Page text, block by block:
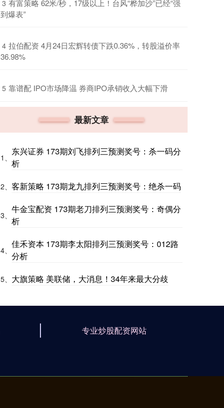
3 ​有富策略 62米/秒，17级以上！台风“桦加沙”已经“强
到爆表”
4 ​拉伯配资 4月24日宏辉转债下跌0.36%，转股溢价率
36.98%
5 ​靠谱配 IPO市场降温 券商IPO承销收入大幅下滑
最新文章
1、
东兴证券 173期刘飞排列三预测奖号：杀一码分
析
2、 客新策略 173期龙九排列三预测奖号：绝杀一码
3、
牛金宝配资 173期老刀排列三预测奖号：奇偶分
析
4、
佳禾资本 173期李太阳排列三预测奖号：012路
分析
5、 大旗策略 美联储，大消息！34年来最大分歧
专业炒股配资网站